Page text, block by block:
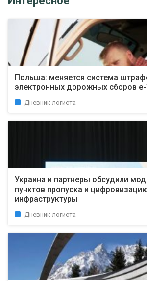
Польша: меняется система
электронных дорожных сборов e-
Дневник логиста
Украина и партнеры обсудили
пунктов пропуска и
инфраструктуры
Дневник логиста